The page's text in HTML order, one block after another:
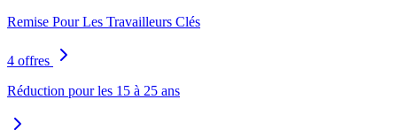
Remise Pour Les Travailleurs Clés
4 offres
Réduction pour les 15 à 25 ans